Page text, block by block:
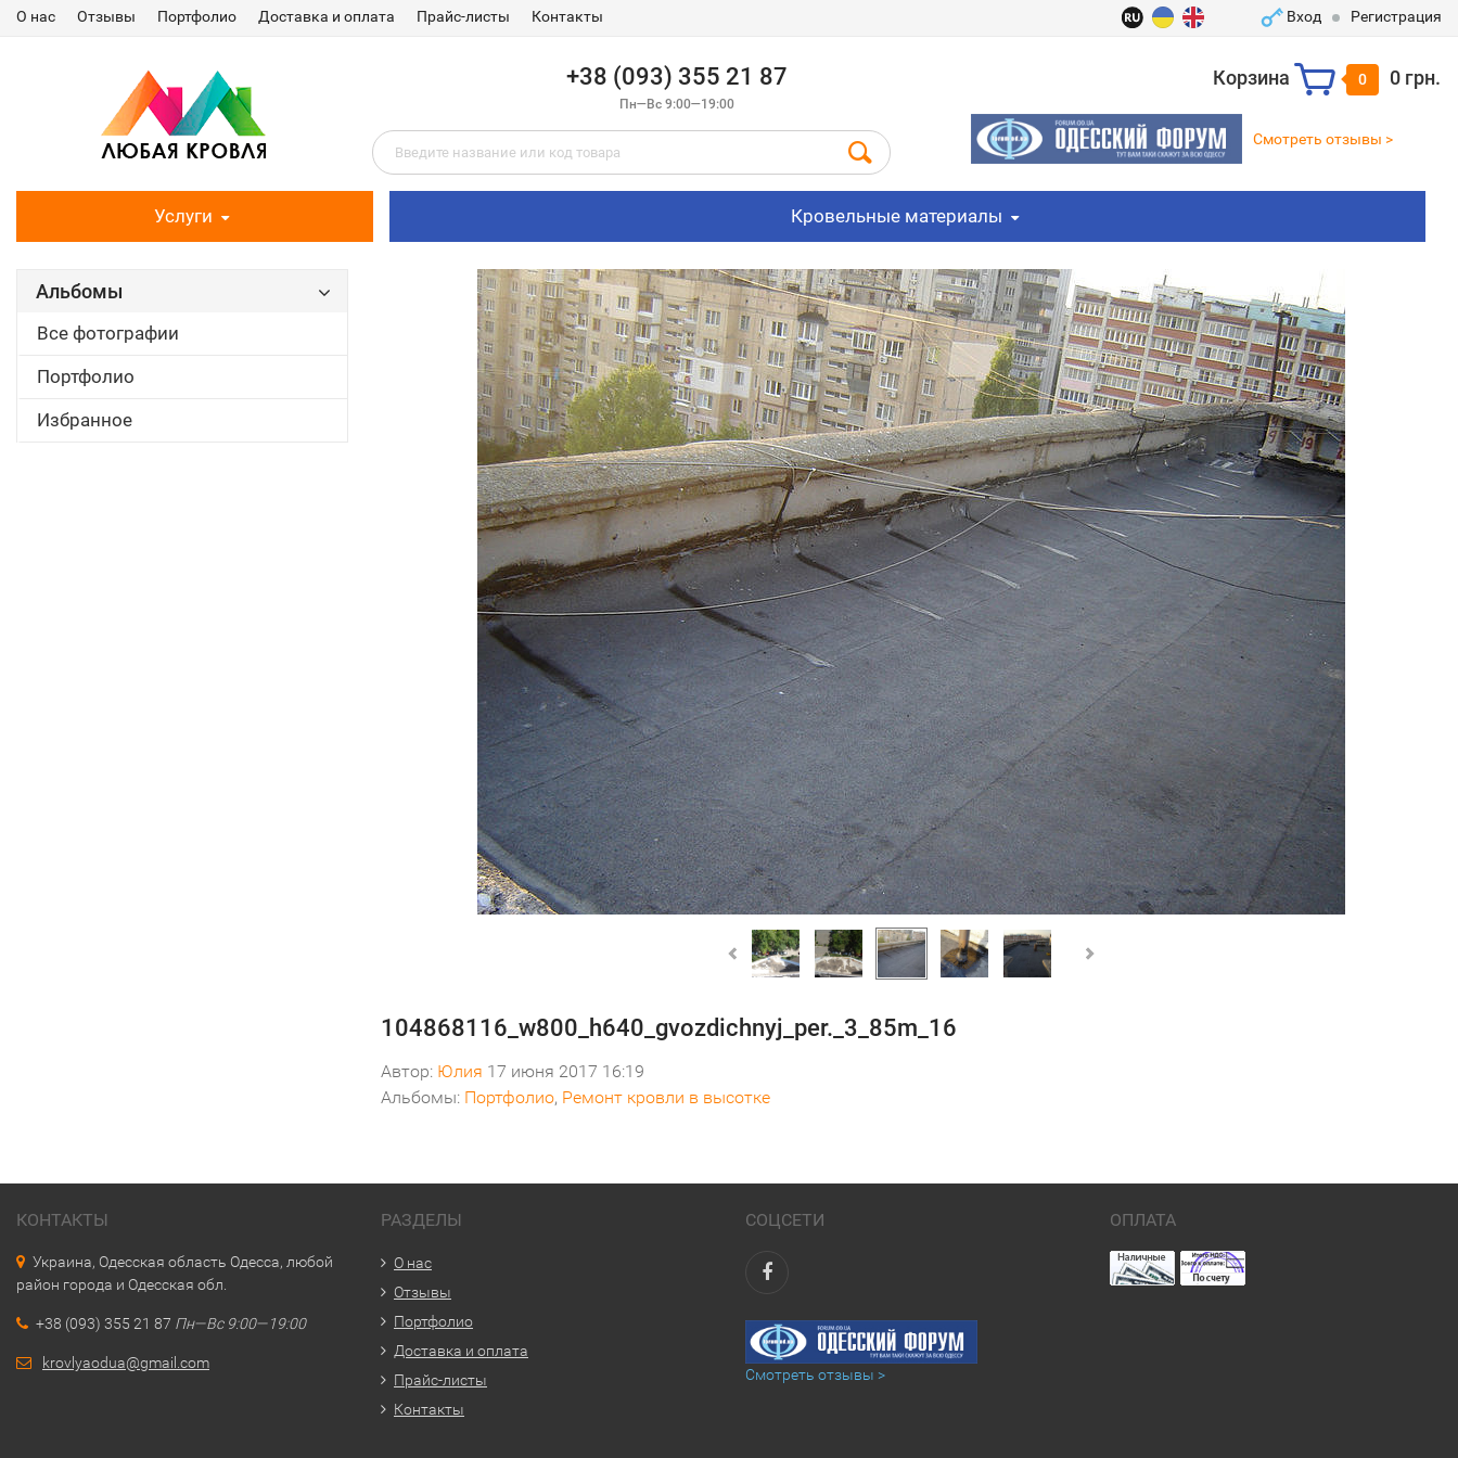
О нас Отзывы Портфолио Доставка и оплата Прайс-листы Контакты Вход Регистрация
+38 (093) 355 21 87
Пн—Вс 9:00—19:00
Корзина 0 0 грн.
Смотреть отзывы >
Услуги Кровельные материалы
Альбомы
Все фотографии
Портфолио
Избранное
104868116_w800_h640_gvozdichnyj_per._3_85m_16
Автор: Юлия 17 июня 2017 16:19
Альбомы: Портфолио, Ремонт кровли в высотке
КОНТАКТЫ
Украина, Одесская область Одесса, любой
район города и Одесская обл.
+38 (093) 355 21 87 Пн—Вс 9:00—19:00
krovlyaodua@gmail.com
РАЗДЕЛЫ
О нас
Отзывы
Портфолио
Доставка и оплата
Прайс-листы
Контакты
СОЦСЕТИ
Смотреть отзывы >
ОПЛАТА